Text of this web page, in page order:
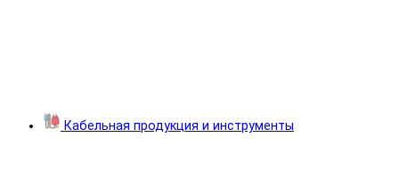
Кабельная продукция и инструменты